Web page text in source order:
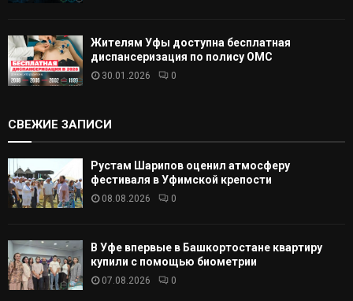
Жителям Уфы доступна бесплатная
диспансеризация по полису ОМС
30.01.2026 0
СВЕЖИЕ ЗАПИСИ
Рустам Шарипов оценил атмосферу
фестиваля в Уфимской крепости
08.08.2026 0
В Уфе впервые в Башкортостане квартиру
купили с помощью биометрии
07.08.2026 0